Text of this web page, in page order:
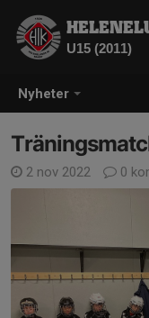
Nyheter
U15 (2011)
2 nov 2022 0